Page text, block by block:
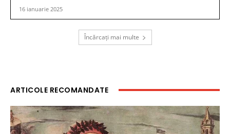
16 ianuarie 2025
Încărcați mai multe
ARTICOLE RECOMANDATE